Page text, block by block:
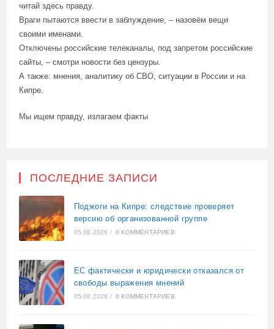
читай здесь правду.
Враги пытаются ввести в заблуждение, – назовём вещи
своими именами.
Отключены российские телеканалы, под запретом российские
сайты, – смотри новости без цензуры.
А также: мнения, аналитику об СВО, ситуации в России и на
Кипре.
Мы ищем правду, излагаем факты
ПОСЛЕДНИЕ ЗАПИСИ
Поджоги на Кипре: следствие проверяет
версию об организованной группе
05.08.2026 / 0 КОММЕНТАРИЕВ
ЕС фактически и юридически отказался от
свободы выражения мнений
05.08.2026 / 0 КОММЕНТАРИЕВ